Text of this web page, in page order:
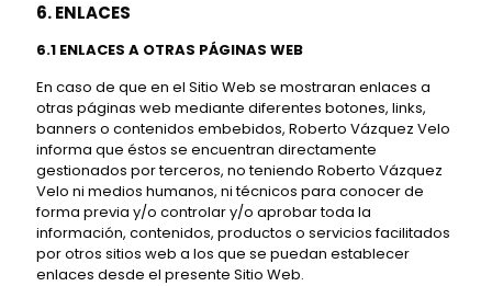
6. ENLACES
6.1 ENLACES A OTRAS PÁGINAS WEB
En caso de que en el Sitio Web se mostraran enlaces a
otras páginas web mediante diferentes botones, links,
banners o contenidos embebidos, Roberto Vázquez Velo
informa que éstos se encuentran directamente
gestionados por terceros, no teniendo Roberto Vázquez
Velo ni medios humanos, ni técnicos para conocer de
forma previa y/o controlar y/o aprobar toda la
información, contenidos, productos o servicios facilitados
por otros sitios web a los que se puedan establecer
enlaces desde el presente Sitio Web.